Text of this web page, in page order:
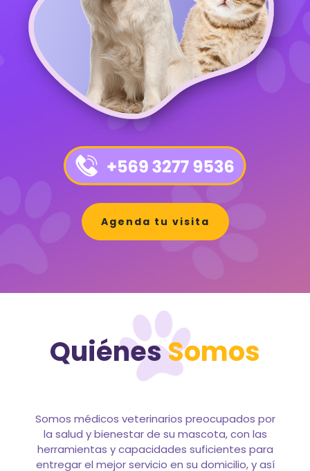
Agenda tu visita
QuiénesSomos
Somos médicos veterinarios preocupados por
la salud y bienestar de su mascota, con las
herramientas y capacidades suficientes para
entregar el mejor servicio en su domicilio, y así